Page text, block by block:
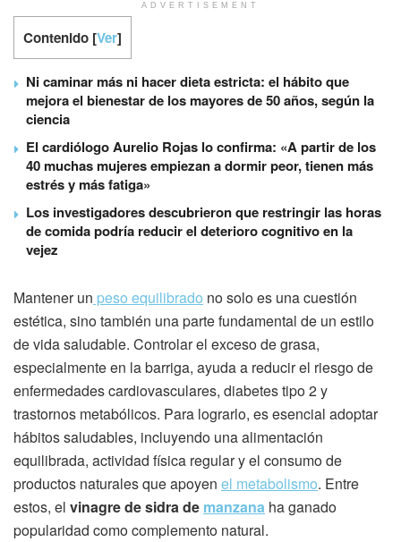
ADVERTISEMENT
Contenido [Ver]
Ni caminar más ni hacer dieta estricta: el hábito que
mejora el bienestar de los mayores de 50 años, según la
ciencia
El cardiólogo Aurelio Rojas lo confirma: «A partir de los
40 muchas mujeres empiezan a dormir peor, tienen más
estrés y más fatiga»
Los investigadores descubrieron que restringir las horas
de comida podría reducir el deterioro cognitivo en la
vejez
Mantener un peso equilibrado no solo es una cuestión
estética, sino también una parte fundamental de un estilo
de vida saludable. Controlar el exceso de grasa,
especialmente en la barriga, ayuda a reducir el riesgo de
enfermedades cardiovasculares, diabetes tipo 2 y
trastornos metabólicos. Para lograrlo, es esencial adoptar
hábitos saludables, incluyendo una alimentación
equilibrada, actividad física regular y el consumo de
productos naturales que apoyen el metabolismo. Entre
estos, el vinagre de sidra de manzana ha ganado
popularidad como complemento natural.